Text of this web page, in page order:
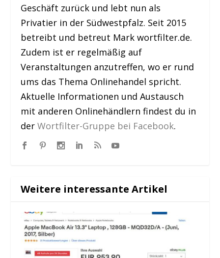
Geschäft zurück und lebt nun als
Privatier in der Südwestpfalz. Seit 2015
betreibt und betreut Mark wortfilter.de.
Zudem ist er regelmäßig auf
Veranstaltungen anzutreffen, wo er rund
ums das Thema Onlinehandel spricht.
Aktuelle Informationen und Austausch
mit anderen Onlinehändlern findest du in
derWortfilter-Gruppe bei Facebook.
Weitere interessante Artikel